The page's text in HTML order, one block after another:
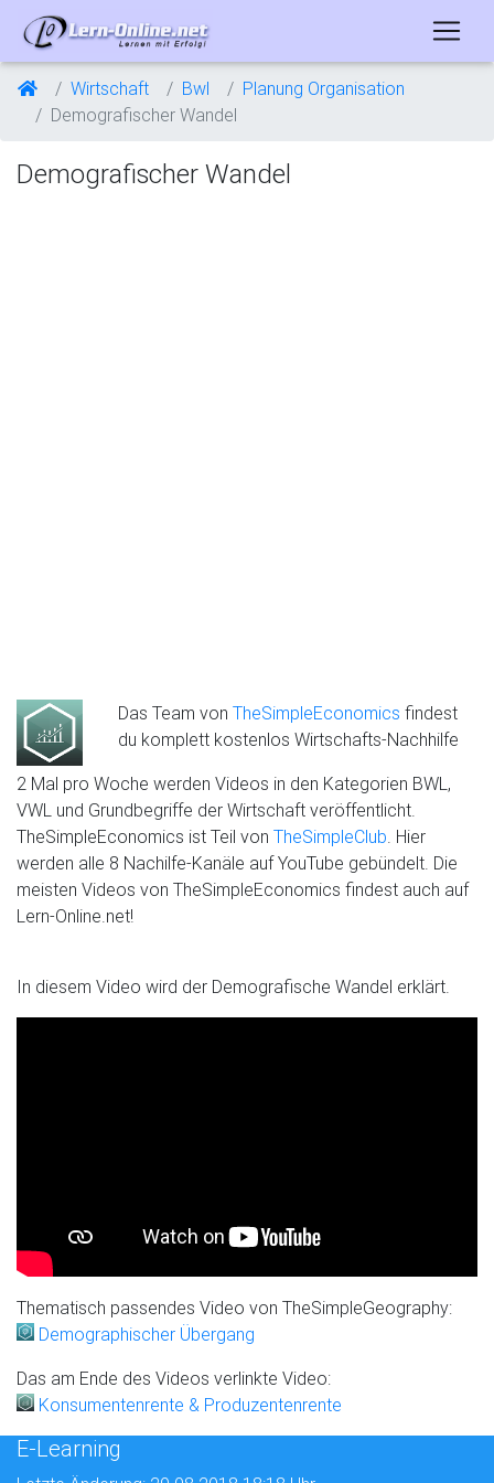
Wirtschaft Bwl
Planung Organisation
Demografischer Wandel
Demografischer Wandel
Das Team von TheSimpleEconomics findest
du komplett kostenlos Wirtschafts-Nachhilfe
2 Mal pro Woche werden Videos in den Kategorien BWL,
VWL und Grundbegriffe der Wirtschaft veröffentlicht.
TheSimpleEconomics ist Teil von TheSimpleClub. Hier
werden alle 8 Nachilfe-Kanäle auf YouTube gebündelt. Die
meisten Videos von TheSimpleEconomics findest auch auf
Lern-Online.net!
In diesem Video wird der Demografische Wandel erklärt.
Thematisch passendes Video von TheSimpleGeography:
Demographischer Übergang
Das am Ende des Videos verlinkte Video:
Konsumentenrente & Produzentenrente
E-Learning